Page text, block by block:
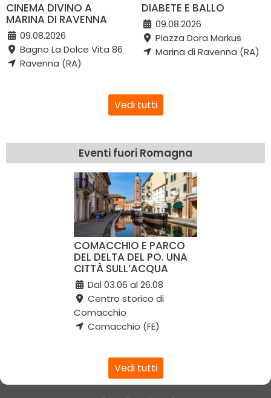
CINEMA DIVINO A
MARINA DI RAVENNA
09.08.2026
Bagno La Dolce Vita 86
Ravenna (RA)
DIABETE E BALLO
09.08.2026
Piazza Dora Markus
Marina di Ravenna (RA)
Vedi tutti
Eventi fuori Romagna
COMACCHIO E PARCO
DEL DELTA DEL PO. UNA
CITTÀ SULL’ACQUA
Dal 03.06 al 26.08
Centro storico di
Comacchio
Comacchio (FE)
Vedi tutti